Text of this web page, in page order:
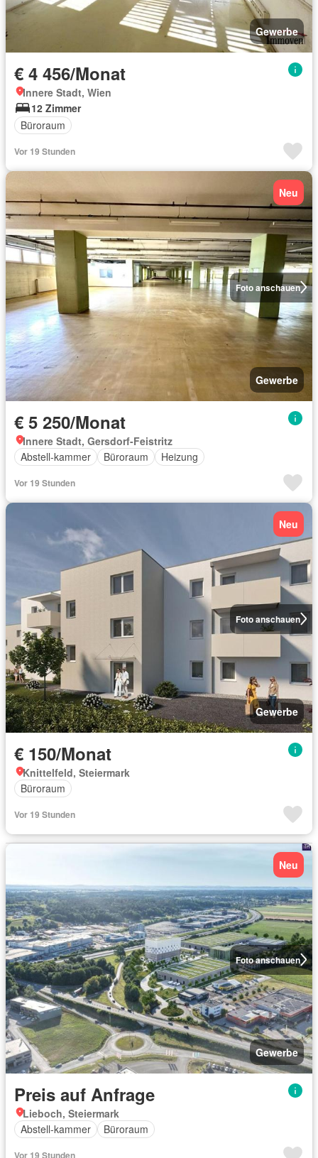
Gewerbe
€ 4 456/Monat
Innere Stadt, Wien
12 Zimmer
Büroraum
Vor 19 Stunden
Foto anschauen
Neu
Gewerbe
€ 5 250/Monat
Innere Stadt, Gersdorf-Feistritz
Abstell-kammer
Büroraum Heizung
Vor 19 Stunden
Foto anschauen
Neu
Gewerbe
€ 150/Monat
Knittelfeld, Steiermark
Büroraum
Vor 19 Stunden
Foto anschauen
Neu
Gewerbe
Preis auf Anfrage
Lieboch, Steiermark
Abstell-kammer
Büroraum
Vor 19 Stunden